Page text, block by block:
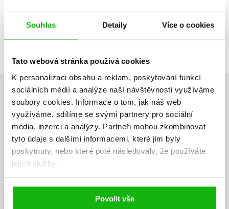
Souhlas Detaily Více o cookies
Tato webová stránka používá cookies
K personalizaci obsahu a reklam, poskytování funkcí
sociálních médií a analýze naší návštěvnosti využíváme
soubory cookies. Informace o tom, jak náš web
využíváme, sdílíme se svými partnery pro sociální
média, inzerci a analýzy. Partneři mohou zkombinovat
tyto údaje s dalšími informacemi, které jim byly
poskytnuty, nebo které poté následovaly, že používáte
jejich služby.
Povolit vše
Uživatelskou recenzi mohou vkládat pouze registrovaní uživatelé
Přihlásit
AUTOR KNIHY